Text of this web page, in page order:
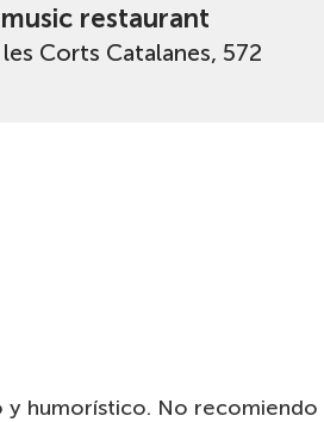
restaurant
Corts Catalanes, 572
humorístico. No